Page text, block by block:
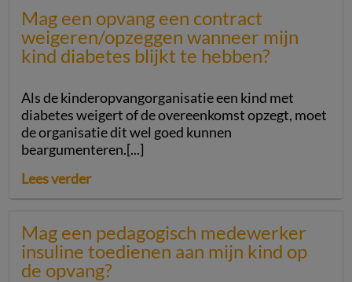
Mag een opvang een contract
weigeren/opzeggen wanneer mijn
kind diabetes blijkt te hebben?
Als de kinderopvangorganisatie een kind met
diabetes weigert of de overeenkomst opzegt, moet
de organisatie dit wel goed kunnen
beargumenteren.[...]
Lees verder
Mag een pedagogisch medewerker
insuline toedienen aan mijn kind op
de opvang?